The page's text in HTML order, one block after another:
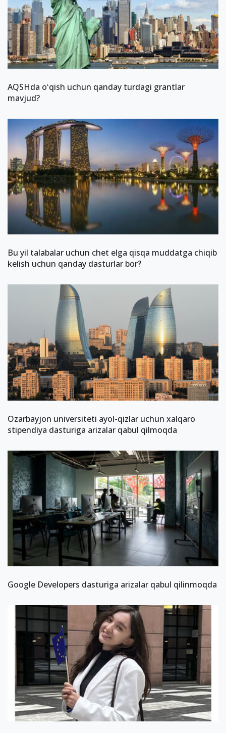
AQSHda oʻqish uchun qanday turdagi grantlar
mavjud?
Bu yil talabalar uchun chet elga qisqa muddatga chiqib
kelish uchun qanday dasturlar bor?
Ozarbayjon universiteti ayol-qizlar uchun xalqaro
stipendiya dasturiga arizalar qabul qilmoqda
Google Developers dasturiga arizalar qabul qilinmoqda